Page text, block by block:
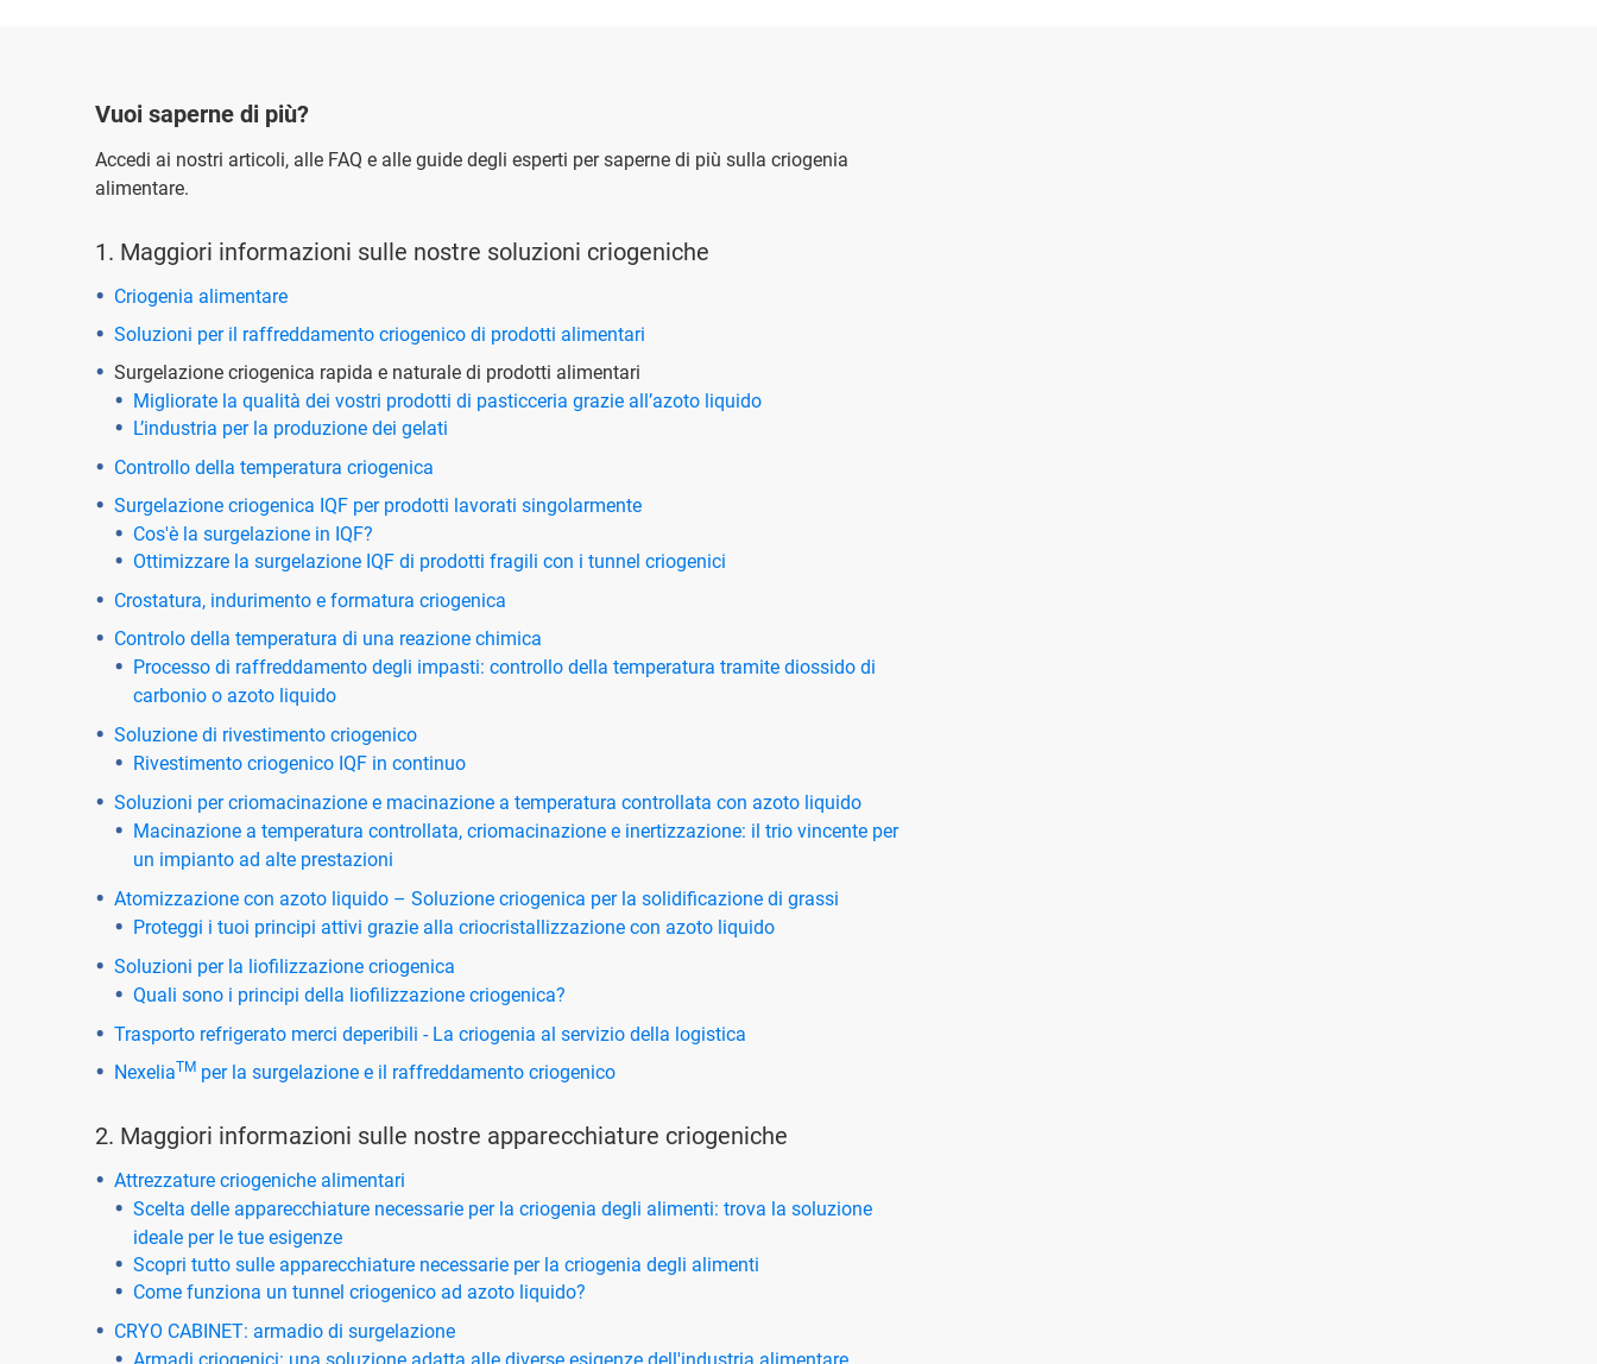
Vuoi saperne di più?
Accedi ai nostri articoli, alle FAQ e alle guide degli esperti per saperne di più sulla criogenia
alimentare.
1. Maggiori informazioni sulle nostre soluzioni criogeniche
Criogenia alimentare
Soluzioni per il raffreddamento criogenico di prodotti alimentari
Surgelazione criogenica rapida e naturale di prodotti alimentari
Migliorate la qualità dei vostri prodotti di pasticceria grazie all’azoto liquido
L’industria per la produzione dei gelati
Controllo della temperatura criogenica
Surgelazione criogenica IQF per prodotti lavorati singolarmente
Cos'è la surgelazione in IQF?
Ottimizzare la surgelazione IQF di prodotti fragili con i tunnel criogenici
Crostatura, indurimento e formatura criogenica
Controlo della temperatura di una reazione chimica
Processo di raffreddamento degli impasti: controllo della temperatura tramite diossido di
carbonio o azoto liquido
Soluzione di rivestimento criogenico
Rivestimento criogenico IQF in continuo
Soluzioni per criomacinazione e macinazione a temperatura controllata con azoto liquido
Macinazione a temperatura controllata, criomacinazione e inertizzazione: il trio vincente per
un impianto ad alte prestazioni
Atomizzazione con azoto liquido – Soluzione criogenica per la solidificazione di grassi
Proteggi i tuoi principi attivi grazie alla criocristallizzazione con azoto liquido
Soluzioni per la liofilizzazione criogenica
Quali sono i principi della liofilizzazione criogenica?
Trasporto refrigerato merci deperibili - La criogenia al servizio della logistica
NexeliaTM per la surgelazione e il raffreddamento criogenico
2. Maggiori informazioni sulle nostre apparecchiature criogeniche
Attrezzature criogeniche alimentari
Scelta delle apparecchiature necessarie per la criogenia degli alimenti: trova la soluzione
ideale per le tue esigenze
Scopri tutto sulle apparecchiature necessarie per la criogenia degli alimenti
Come funziona un tunnel criogenico ad azoto liquido?
CRYO CABINET: armadio di surgelazione